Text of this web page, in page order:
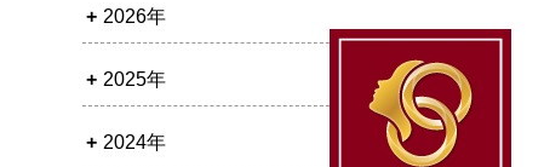
2026年
2025年
2024年